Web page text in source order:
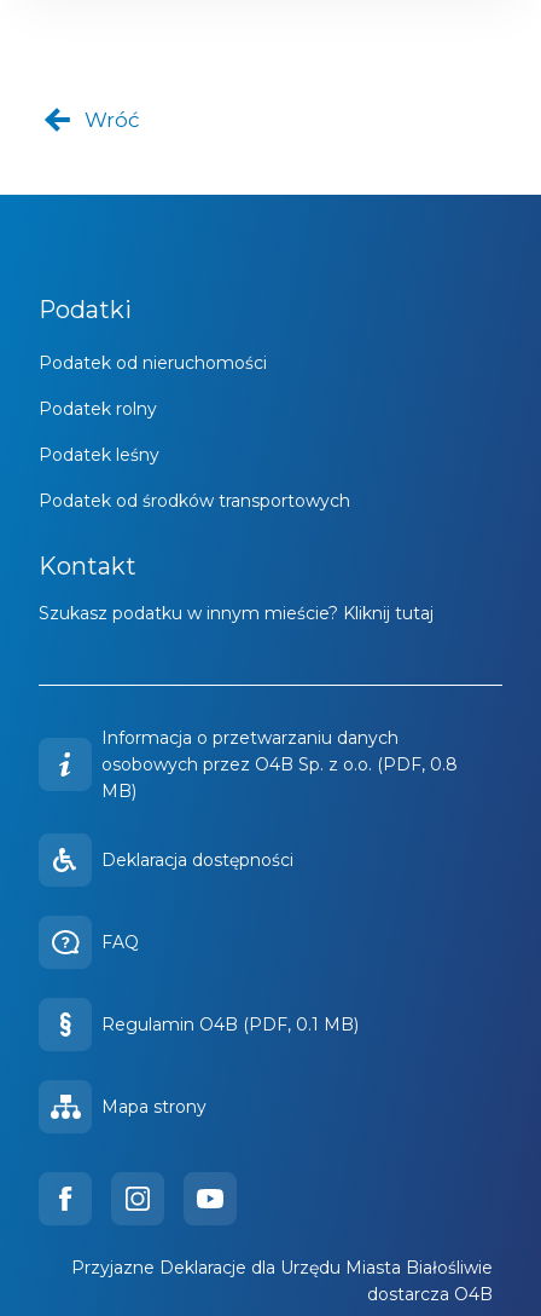
Wróć
Podatki
Podatek od nieruchomości
Podatek rolny
Podatek leśny
Podatek od środków transportowych
Kontakt
Szukasz podatku w innym mieście? Kliknij tutaj
Informacja o przetwarzaniu danych
osobowych przez O4B Sp. z o.o. (PDF, 0.8
MB)
Deklaracja dostępności
FAQ
Regulamin O4B (PDF, 0.1 MB)
Mapa strony
Przyjazne Deklaracje dla Urzędu Miasta Białośliwie
dostarcza O4B